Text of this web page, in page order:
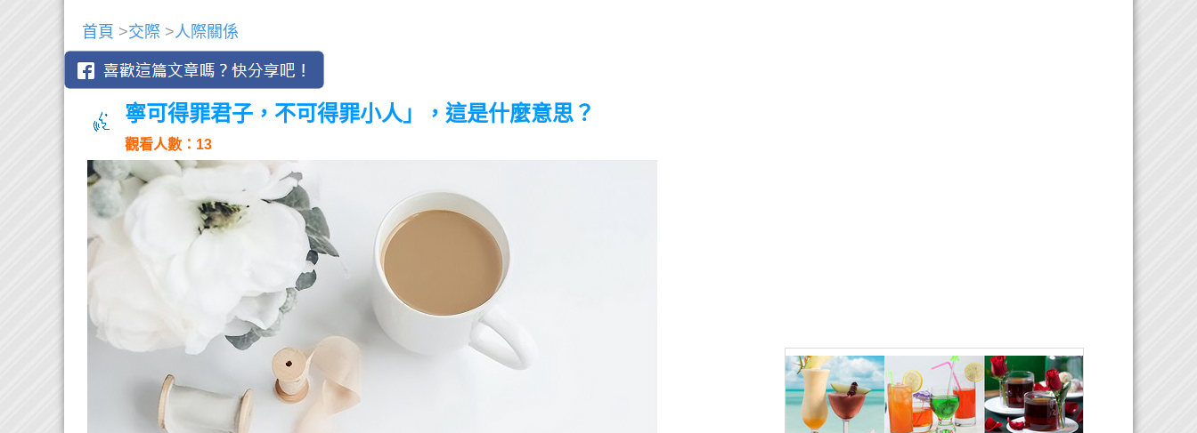
首頁 >交際 >人際關係
寧可得罪君子，不可得罪小人」，這是什麼意思？
觀看人數：13